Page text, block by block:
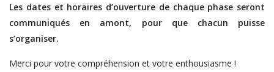
Les dates et horaires d’ouverture de chaque phase seront
communiqués en amont, pour que chacun puisse
s’organiser.
Merci pour votre compréhension et votre enthousiasme !